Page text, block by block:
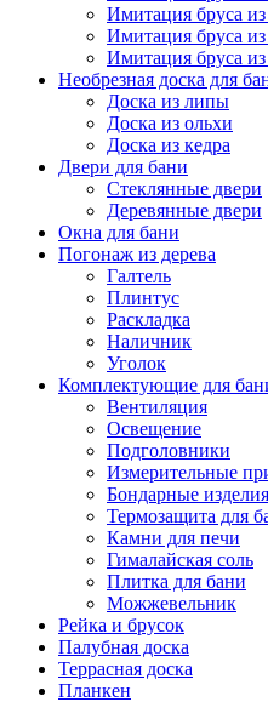
Имитация бруса
Имитация бруса
Имитация бруса
Необрезная доска для
Доска из липы
Доска из ольхи
Доска из кедра
Двери для бани
Стеклянные двери
Деревянные двери
Окна для бани
Погонаж из дерева
Галтель
Плинтус
Раскладка
Наличник
Уголок
Комплектующие для
Вентиляция
Освещение
Подголовники
Измерительные
Бондарные изделия
Термозащита для
Камни для печи
Гималайская соль
Плитка для бани
Можжевельник
Рейка и брусок
Палубная доска
Террасная доска
Планкен